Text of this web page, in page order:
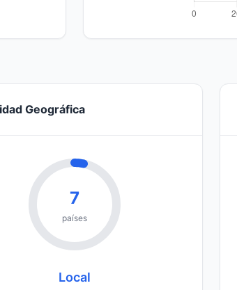
Geográfica
7
países
Local